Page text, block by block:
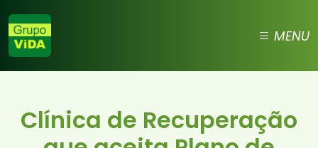
MENU
Clínica de Recuperação